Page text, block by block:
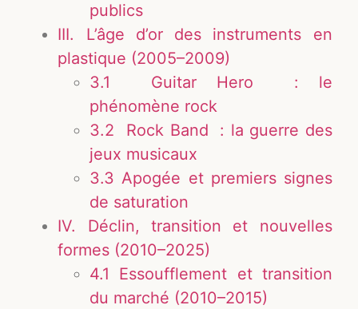
publics
III. L’âge d’or des instruments en
plastique (2005–2009)
3.1 Guitar Hero : le
phénomène rock
3.2 Rock Band : la guerre des
jeux musicaux
3.3 Apogée et premiers signes
de saturation
IV. Déclin, transition et nouvelles
formes (2010–2025)
4.1 Essoufflement et transition
du marché (2010–2015)